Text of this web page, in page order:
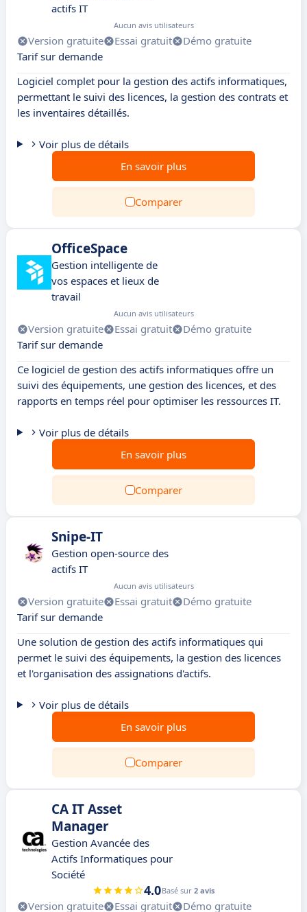
actifs IT
Aucun avis utilisateurs
Version gratuite Essai gratuit
Démo gratuite
Tarif sur demande
Logiciel complet pour la gestion des actifs informatiques,
permettant le suivi des licences, la gestion des contrats et
les inventaires détaillés.
Voir plus de détails
En savoir plus
Comparer
OfficeSpace
Gestion intelligente de
vos espaces et lieux de
travail
Aucun avis utilisateurs
Version gratuite Essai gratuit
Démo gratuite
Tarif sur demande
Ce logiciel de gestion des actifs informatiques offre un
suivi des équipements, une gestion des licences, et des
rapports en temps réel pour optimiser les ressources IT.
Voir plus de détails
En savoir plus
Comparer
Snipe‑IT
Gestion open‑source des
actifs IT
Aucun avis utilisateurs
Version gratuite Essai gratuit
Démo gratuite
Tarif sur demande
Une solution de gestion des actifs informatiques qui
permet le suivi des équipements, la gestion des licences
et l'organisation des assignations d'actifs.
Voir plus de détails
En savoir plus
Comparer
CA IT Asset
Manager
Gestion Avancée des
Actifs Informatiques pour
Société
4.0Basé sur 2 avis
Version gratuite Essai gratuit Démo gratuite